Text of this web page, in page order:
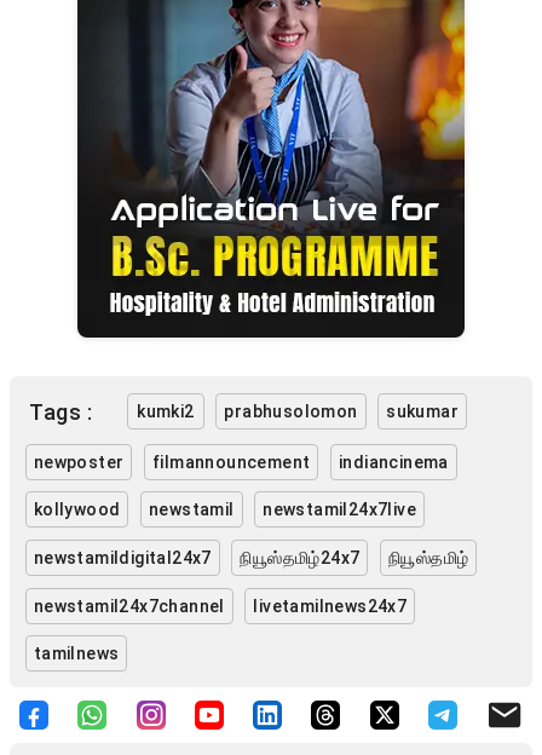
Tags : kumki2 prabhusolomon sukumar
newposter filmannouncement indiancinema
kollywood newstamil newstamil24x7live
newstamildigital24x7 நியூஸ்தமிழ்24x7 நியூஸ்தமிழ்
newstamil24x7channel livetamilnews24x7
tamilnews